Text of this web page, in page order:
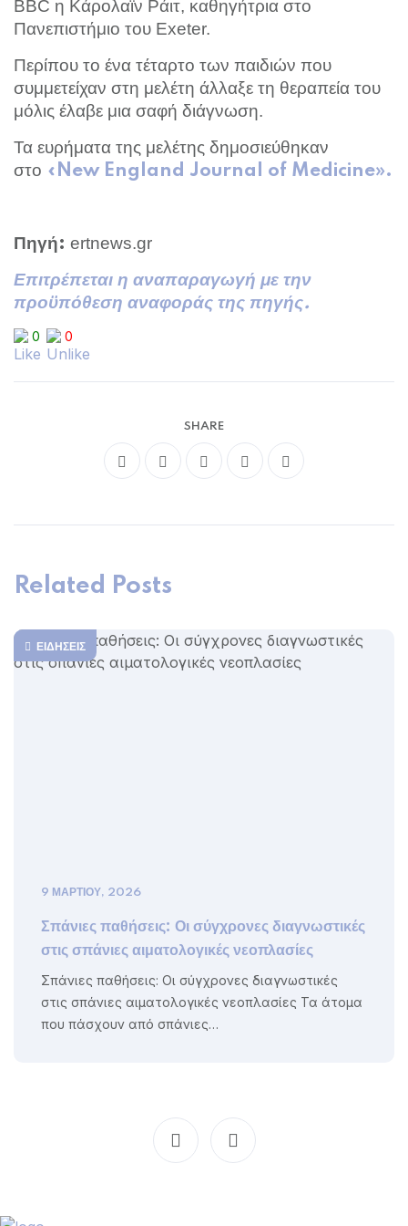
BBC η Κάρολαϊν Ράιτ, καθηγήτρια στο
Πανεπιστήμιο του Exeter.
Περίπου το ένα τέταρτο των παιδιών που
συμμετείχαν στη μελέτη άλλαξε τη θεραπεία του
μόλις έλαβε μια σαφή διάγνωση.
Τα ευρήματα της μελέτης δημοσιεύθηκαν
στο «New England Journal of Medicine».
Πηγή: ertnews.gr
Επιτρέπεται η αναπαραγωγή με την
προϋπόθεση αναφοράς της πηγής.
0 0
SHARE
Related Posts
ΕΙΔΉΣΕΙΣ
9 ΜΑΡΤΊΟΥ, 2026
Σπάνιες παθήσεις: Οι σύγχρονες διαγνωστικές
στις σπάνιες αιματολογικές νεοπλασίες
Σπάνιες παθήσεις: Οι σύγχρονες διαγνωστικές
στις σπάνιες αιματολογικές νεοπλασίες Τα άτομα
που πάσχουν από σπάνιες…